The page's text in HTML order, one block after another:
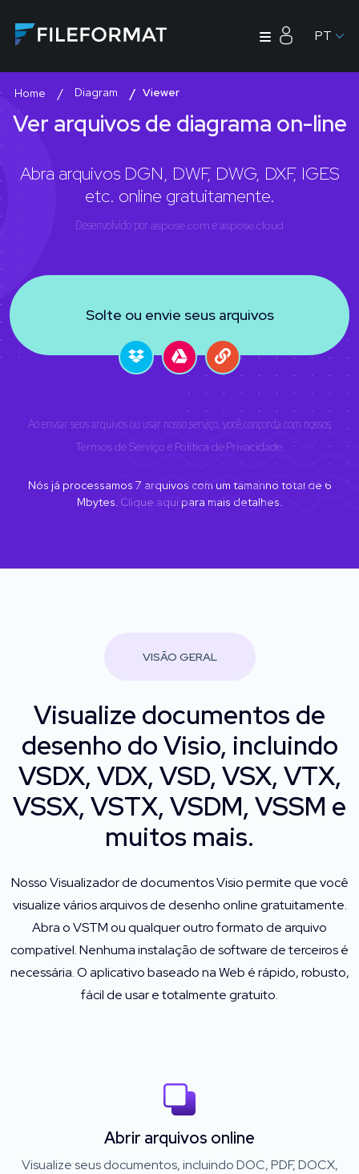
PT
Home Diagram Viewer
Ver arquivos de diagrama on-line
Abra arquivos DGN, DWF, DWG, DXF, IGES
etc. online gratuitamente.
Desenvolvido por aspose.com easpose.cloud
Solte ou envie seus arquivos
Ao enviar seus arquivos ou usar nosso serviço, você concorda com nossos
Termos de Serviço e Política de Privacidade.
Nós já processamos 7 arquivos com um tamanho total de 6
Mbytes. Clique aqui para mais detalhes.
VISÃO GERAL
Visualize documentos de
desenho do Visio, incluindo
VSDX, VDX, VSD, VSX, VTX,
VSSX, VSTX, VSDM, VSSM e
muitos mais.
Nosso Visualizador de documentos Visio permite que você
visualize vários arquivos de desenho online gratuitamente.
Abra o VSTM ou qualquer outro formato de arquivo
compatível. Nenhuma instalação de software de terceiros é
necessária. O aplicativo baseado na Web é rápido, robusto,
fácil de usar e totalmente gratuito.
Abrir arquivos online
Visualize seus documentos, incluindo DOC, PDF, DOCX,